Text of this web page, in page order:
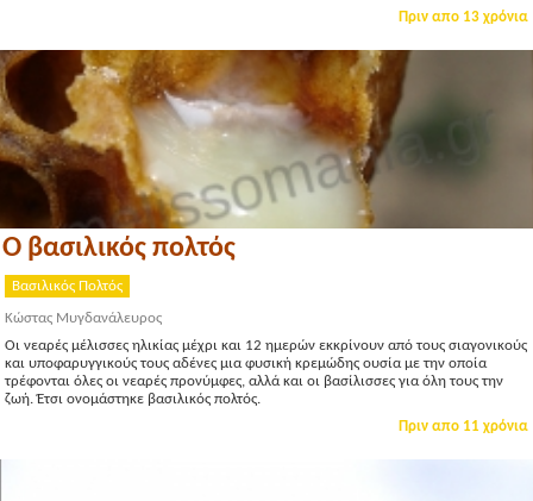
Πριν απο 13 χρόνια
Ο βασιλικός πολτός
Βασιλικός Πολτός
Κώστας Μυγδανάλευρος
Οι νεαρές μέλισσες ηλικίας μέχρι και 12 ημερών εκκρίνουν από τους σιαγονικούς
και υποφαρυγγικούς τους αδένες μια φυσική κρεμώδης ουσία με την οποία
τρέφονται όλες οι νεαρές προνύμφες, αλλά και οι βασίλισσες για όλη τους την
ζωή. Έτσι ονομάστηκε βασιλικός πολτός.
Πριν απο 11 χρόνια